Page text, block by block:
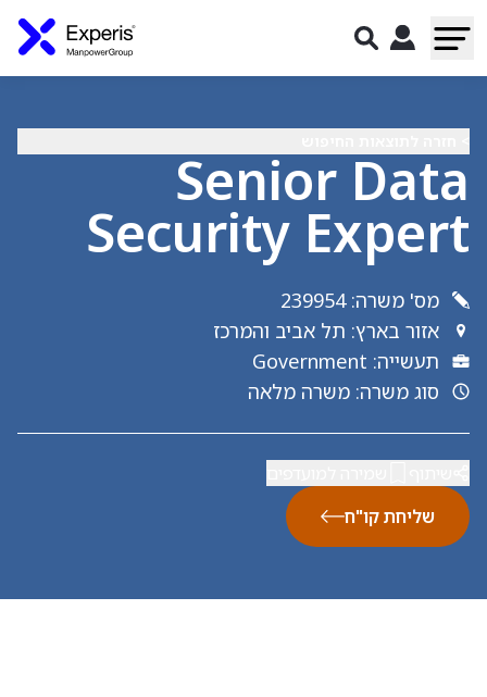
Senior Data
Security Expert
מס' משרה:
239954
אזור בארץ: תל אביב והמרכז
תעשייה:
Government
סוג משרה: משרה מלאה
שליחת קו"ח